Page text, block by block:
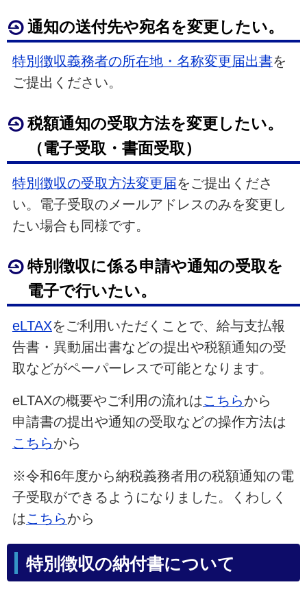
通知の送付先や宛名を変更したい。
特別徴収義務者の所在地・名称変更届出書を
ご提出ください。
税額通知の受取方法を変更したい。
（電子受取・書面受取）
特別徴収の受取方法変更届をご提出くださ
い。電子受取のメールアドレスのみを変更し
たい場合も同様です。
特別徴収に係る申請や通知の受取を
電子で行いたい。
eLTAXをご利用いただくことで、給与支払報
告書・異動届出書などの提出や税額通知の受
取などがペーパーレスで可能となります。
eLTAXの概要やご利用の流れはこちらから
申請書の提出や通知の受取などの操作方法は
こちらから
※令和6年度から納税義務者用の税額通知の電
子受取ができるようになりました。くわしく
はこちらから
特別徴収の納付書について